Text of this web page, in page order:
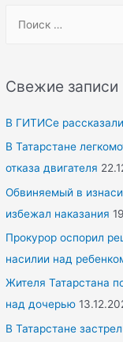
r
h
f
o
r
Свежие записи
В ГИТИСе
В Татарстане
отказа двигателя
Обвиняемый в
избежал наказания
Прокурор оспорил
насилии над
Жителя Татарстана
над дочерью
В Татарстане